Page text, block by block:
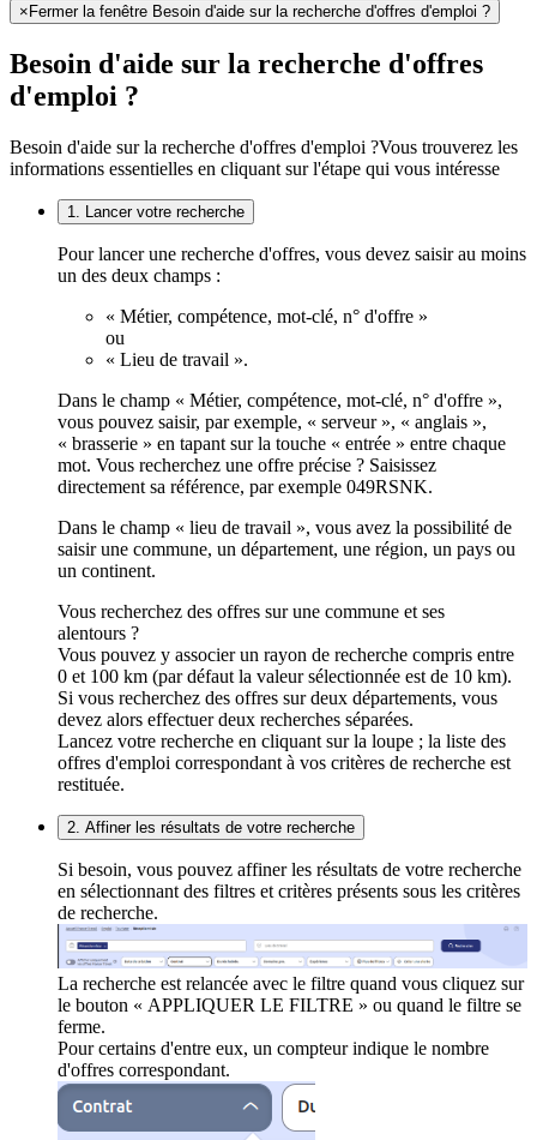
×Fermer la fenêtre Besoin d'aide sur la recherche d'offres d'emploi ?
Besoin d'aide sur la recherche d'offres
d'emploi ?
Besoin d'aide sur la recherche d'offres d'emploi ?Vous trouverez les
informations essentielles en cliquant sur l'étape qui vous intéresse
1. Lancer votre recherche
Pour lancer une recherche d'offres, vous devez saisir au moins
un des deux champs :
« Métier, compétence, mot-clé, n° d'offre »
ou
« Lieu de travail ».
Dans le champ « Métier, compétence, mot-clé, n° d'offre »,
vous pouvez saisir, par exemple, « serveur », « anglais »,
« brasserie » en tapant sur la touche « entrée » entre chaque
mot. Vous recherchez une offre précise ? Saisissez
directement sa référence, par exemple 049RSNK.
Dans le champ « lieu de travail », vous avez la possibilité de
saisir une commune, un département, une région, un pays ou
un continent.
Vous recherchez des offres sur une commune et ses
alentours ?
Vous pouvez y associer un rayon de recherche compris entre
0 et 100 km (par défaut la valeur sélectionnée est de 10 km).
Si vous recherchez des offres sur deux départements, vous
devez alors effectuer deux recherches séparées.
Lancez votre recherche en cliquant sur la loupe ; la liste des
offres d'emploi correspondant à vos critères de recherche est
restituée.
2. Affiner les résultats de votre recherche
Si besoin, vous pouvez affiner les résultats de votre recherche
en sélectionnant des filtres et critères présents sous les critères
de recherche.
La recherche est relancée avec le filtre quand vous cliquez sur
le bouton « APPLIQUER LE FILTRE » ou quand le filtre se
ferme.
Pour certains d'entre eux, un compteur indique le nombre
d'offres correspondant.